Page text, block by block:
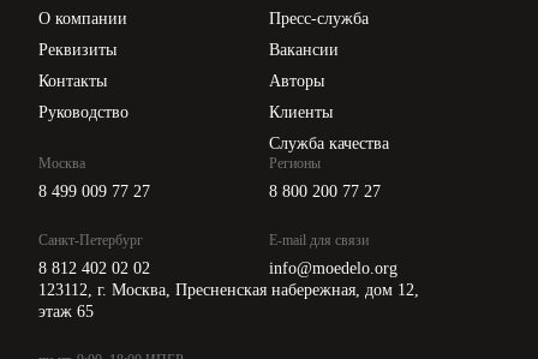
О компании
Реквизиты
Контакты
Руководство
Пресс-служба
Вакансии
Авторы
Клиенты
Служба качества
Москва
8 499 009 77 27
Санкт-Петербург
8 812 402 02 02
Регионы
8 800 200 77 27
E-mail для связи
info@moedelo.org
123112, г. Москва, Пресненская набережная, дом 12,
этаж 65